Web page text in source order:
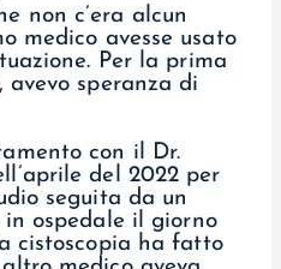
non c’era alcun
medico avesse usato
Per la prima
speranza di
con il Dr.
del 2022 per
seguita da un
ospedale il giorno
cistoscopia ha fatto